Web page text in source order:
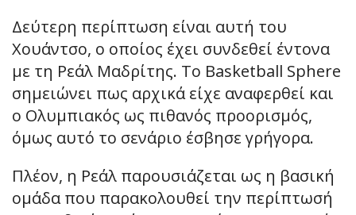
Δεύτερη περίπτωση είναι αυτή του
Χουάντσο, ο οποίος έχει συνδεθεί έντονα
με τη Ρεάλ Μαδρίτης. Το Basketball Sphere
σημειώνει πως αρχικά είχε αναφερθεί και
ο Ολυμπιακός ως πιθανός προορισμός,
όμως αυτό το σενάριο έσβησε γρήγορα.
Πλέον, η Ρεάλ παρουσιάζεται ως η βασική
ομάδα που παρακολουθεί την περίπτωσή